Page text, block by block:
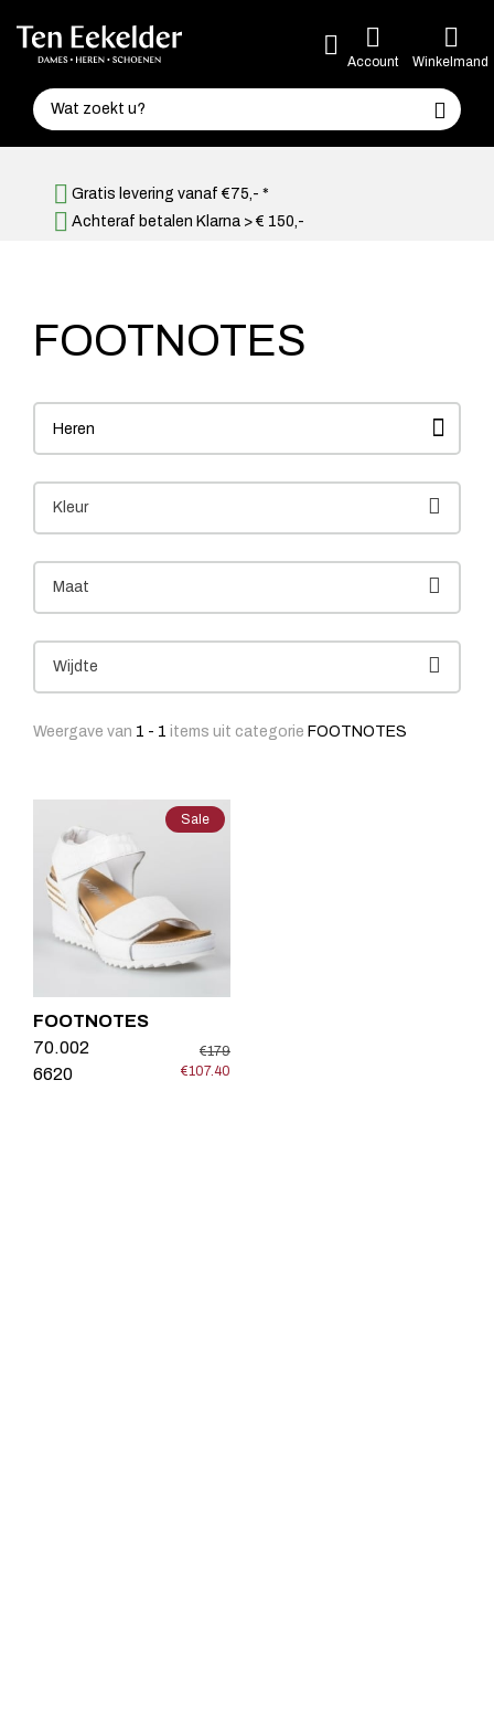
Account Winkelmand
Gratis levering vanaf €75,- *
Achteraf betalen Klarna > € 150,-
FOOTNOTES
Kleur
Maat
Wijdte
Weergave van 1 - 1 items uit categorie FOOTNOTES
Sale
FOOTNOTES
70.002
6620
€179
€107.40